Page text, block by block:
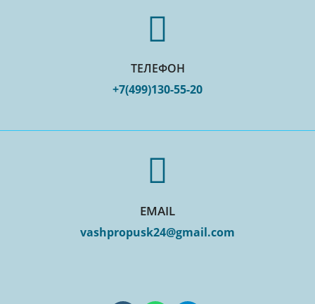
ТЕЛЕФОН
+7(499)130-55-20
EMAIL
vashpropusk24@gmail.com